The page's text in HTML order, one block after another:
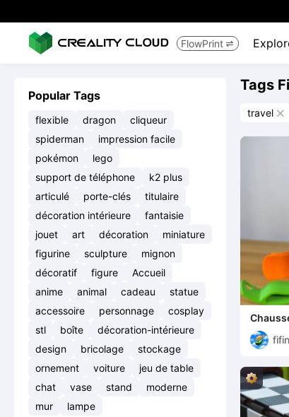
FlowPrint 
Popular Tags
flexible dragon
cliqueur
spiderman
impression facile
pokémon
lego
support de téléphone
k2 plus
articulé
porte-clés
titulaire
décoration intérieure
fantaisie
jouet
art décoration
miniature
figurine
sculpture
mignon
décoratif
figure
Accueil
anime
animal cadeau
statue
accessoire
personnage
cosplay
stl
boîte
décoration-intérieure
design
bricolage
stockage
ornement
voiture
jeu de table
chat
vase stand
moderne
mur
lampe
Tags
travel 